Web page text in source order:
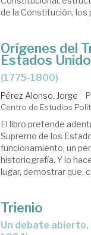
de la Constitución, los
Orígenes del
Estados
(1775-1800)
Pérez Alonso, Jorge
Centro de Estudios
El libro pretende
Supremo de los
funcionamiento, un
historiografía. Y lo
lugar, demostrar que,
Trienio
un debate abierto, dos hemisferios conectados (1820-